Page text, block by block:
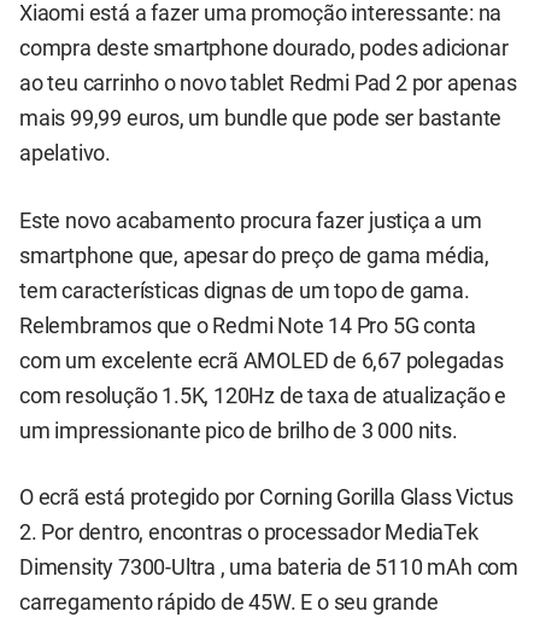
Xiaomi está a fazer uma promoção interessante: na
compra deste smartphone dourado, podes adicionar
ao teu carrinho o novo tablet Redmi Pad 2 por apenas
mais 99,99 euros, um bundle que pode ser bastante
apelativo.
Este novo acabamento procura fazer justiça a um
smartphone que, apesar do preço de gama média,
tem características dignas de um topo de gama.
Relembramos que o Redmi Note 14 Pro 5G conta
com um excelente ecrã AMOLED de 6,67 polegadas
com resolução 1.5K, 120Hz de taxa de atualização e
um impressionante pico de brilho de 3 000 nits.
O ecrã está protegido por Corning Gorilla Glass Victus
2. Por dentro, encontras o processador MediaTek
Dimensity 7300-Ultra , uma bateria de 5110 mAh com
carregamento rápido de 45W. E o seu grande